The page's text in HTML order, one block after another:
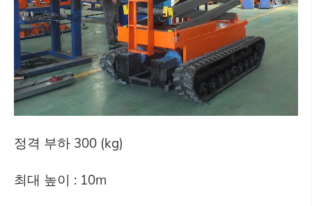
정격 부하 300 (kg)
최대 높이 : 10m